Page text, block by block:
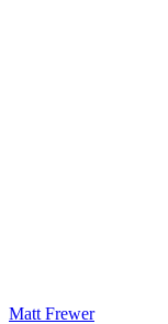
Matt Frewer